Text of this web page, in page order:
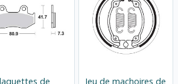
de
Jeu de machoires de